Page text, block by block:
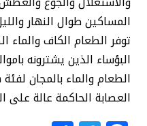
المساكين طوال النهار
توفر الطعام الكاف والماء
البؤساء الذين يشترونه
الطعام والماء بالمجان
العصابة الحاكمة عالة على